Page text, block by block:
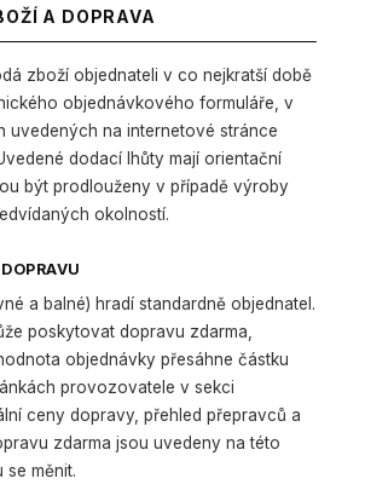
A DOPRAVA
zboží objednateli v co nejkratší době
objednávkového formuláře, v
uvedených na internetové stránce
dodací lhůty mají orientační
být prodlouženy v případě výroby
okolností.
a balné) hradí standardně objednatel.
poskytovat dopravu zdarma,
objednávky přesáhne částku
provozovatele v sekci
ceny dopravy, přehled přepravců a
zdarma jsou uvedeny na této
se měnit.